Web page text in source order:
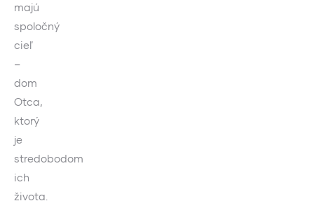
majú
spoločný
cieľ
–
dom
Otca,
ktorý
je
stredobodom
ich
života.